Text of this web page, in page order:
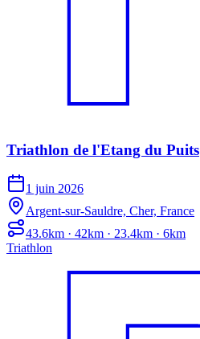
Triathlon de l'Etang du Puits
1 juin 2026
Argent-sur-Sauldre, Cher, France
43.6km · 42km · 23.4km · 6km
Triathlon